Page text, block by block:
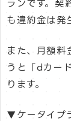
ランです。契
も違約金は発
また、月額料
うと「dカー
ります。
▼ケータイプ